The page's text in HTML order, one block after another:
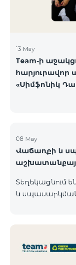
13 May
Team-ի
հարյուրավոր
«Սիմֆոնիկ
08 May
Վաճառքի և
Տեղեկացնում
և
Բնականուն
գրաֆիկը Երևան Կիլիկիա 09:00-18:00 09:00-17:00